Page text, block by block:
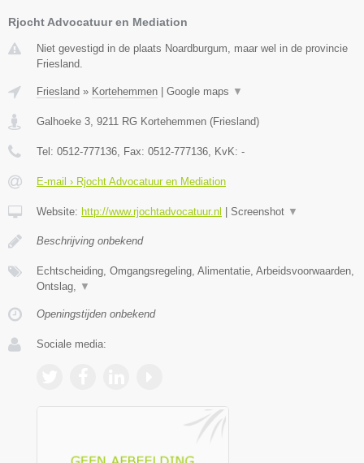
Rjocht Advocatuur en Mediation
Niet gevestigd in de plaats Noardburgum, maar wel in de provincie
Friesland.
Friesland » Kortehemmen Google maps ▼
Galhoeke 3 9211 RG Kortehemmen (Friesland)
Tel: 0512-777136 , Fax: 0512-777136 , KvK: -
E-mail › Rjocht Advocatuur en Mediation
Website: http://www.rjochtadvocatuur.nl Screenshot ▼
Beschrijving onbekend
Echtscheiding, Omgangsregeling, Alimentatie, Arbeidsvoorwaarden,
Ontslag,
▼
Openingstijden onbekend
Sociale media: